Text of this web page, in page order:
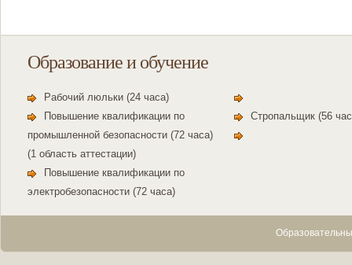
Образование и обучение
Рабочий люльки (24 часа)
Повышение квалификации по
промышленной безопасности (72 часа)
(1 область аттестации)
Повышение квалификации по
электробезопасности (72 часа)
Стропальщик (56